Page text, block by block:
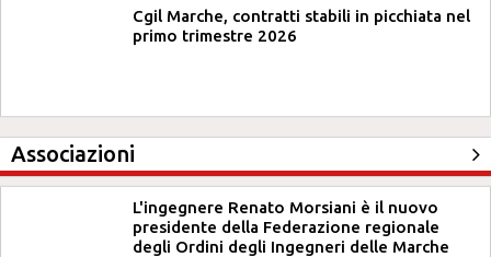
Cgil Marche, contratti stabili in picchiata nel
primo trimestre 2026
Associazioni
L'ingegnere Renato Morsiani è il nuovo
presidente della Federazione regionale
degli Ordini degli Ingegneri delle Marche